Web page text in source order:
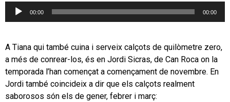
Reproductor
00:00 00:00
A Tiana qui també cuina i serveix calçots de quilòmetre zero,
a més de conrear-los, és en Jordi Sicras, de Can Roca on la
temporada l’han començat a començament de novembre. En
Jordi també coincideix a dir que els calçots realment
saborosos són els de gener, febrer i març: